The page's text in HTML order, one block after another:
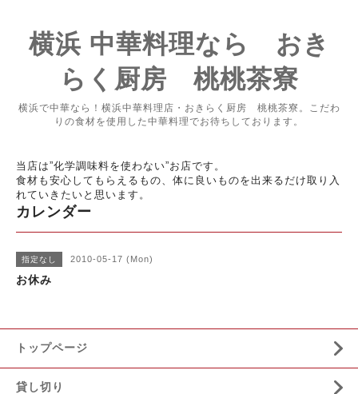
横浜 中華料理なら おき
らく厨房 桃桃茶寮
横浜で中華なら！横浜中華料理店・おきらく厨房 桃桃茶寮。こだわ
りの食材を使用した中華料理でお待ちしております。
当店は”化学調味料を使わない”お店です。
食材も安心してもらえるもの、体に良いものを出来るだけ取り入
れていきたいと思います。
カレンダー
指定なし 2010-05-17 (Mon)
お休み
トップページ
貸し切り